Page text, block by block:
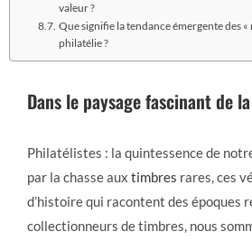
valeur ?
Que signifie la tendance émergente des
philatélie ?
Dans le paysage fascinant de la
Philatélistes : la quintessence de
par la chasse aux timbres rares, ces
d’histoire qui racontent des époques
collectionneurs de timbres, nous